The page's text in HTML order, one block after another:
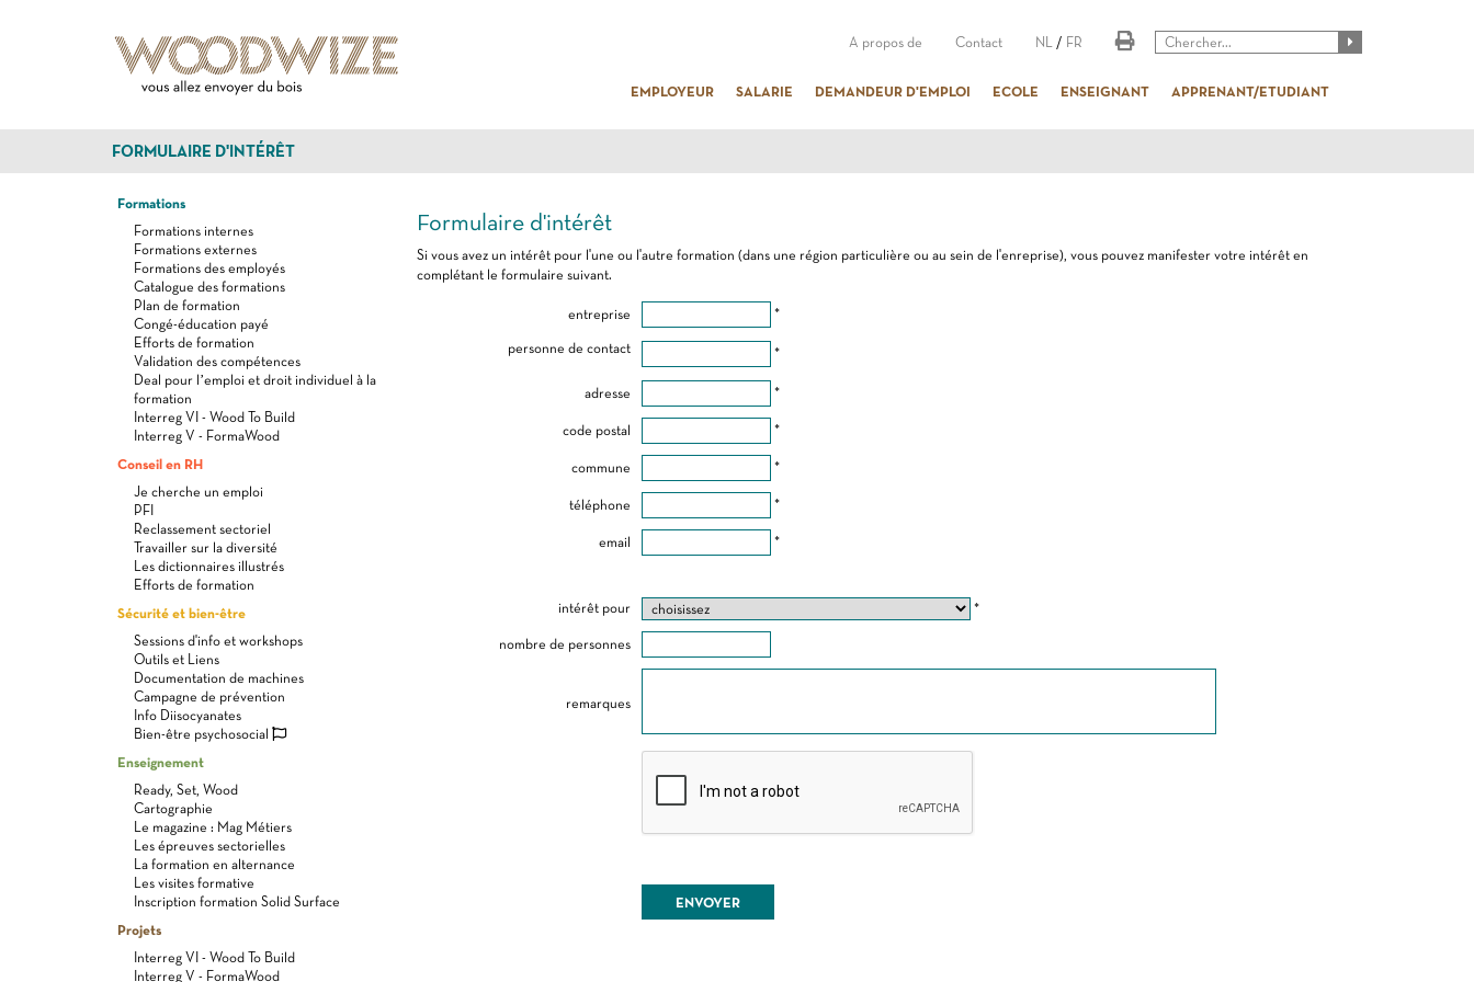
A propos de Contact NL / FR
EMPLOYEUR SALARIE DEMANDEUR D'EMPLOI ECOLE ENSEIGNANT APPRENANT/ETUDIANT
FORMULAIRE D'INTÉRÊT
Formations
Formations internes
Formations externes
Formations des employés
Catalogue des formations
Plan de formation
Congé-éducation payé
Efforts de formation
Validation des compétences
Deal pour l’emploi et droit individuel à la
formation
Interreg VI - Wood To Build
Interreg V - FormaWood
Conseil en RH
Je cherche un emploi
PFI
Reclassement sectoriel
Travailler sur la diversité
Les dictionnaires illustrés
Efforts de formation
Sécurité et bien-être
Sessions d'info et workshops
Outils et Liens
Documentation de machines
Campagne de prévention
Info Diisocyanates
Bien-être psychosocial
Enseignement
Ready, Set, Wood
Cartographie
Le magazine : Mag Métiers
Les épreuves sectorielles
La formation en alternance
Les visites formative
Inscription formation Solid Surface
Projets
Interreg VI - Wood To Build
Interreg V - FormaWood
Formulaire d'intérêt
Si vous avez un intérêt pour l'une ou l'autre formation (dans une région particulière ou au sein de l'enreprise), vous pouvez manifester votre intérêt en
complétant le formulaire suivant.
entreprise *
personne de contact *
adresse *
code postal *
commune *
téléphone *
email *
intérêt pour *
nombre de personnes
remarques